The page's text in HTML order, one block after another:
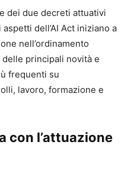
2
inclusi
con l’AI generativa
dei due decreti attuativi
dell’AI Act iniziano a
nell’ordinamento
principali novità e
frequenti su
lavoro, formazione e
con l’attuazione